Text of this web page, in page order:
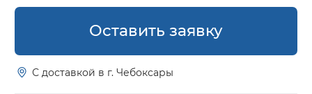
Оставить заявку
С доставкой в г. Чебоксары